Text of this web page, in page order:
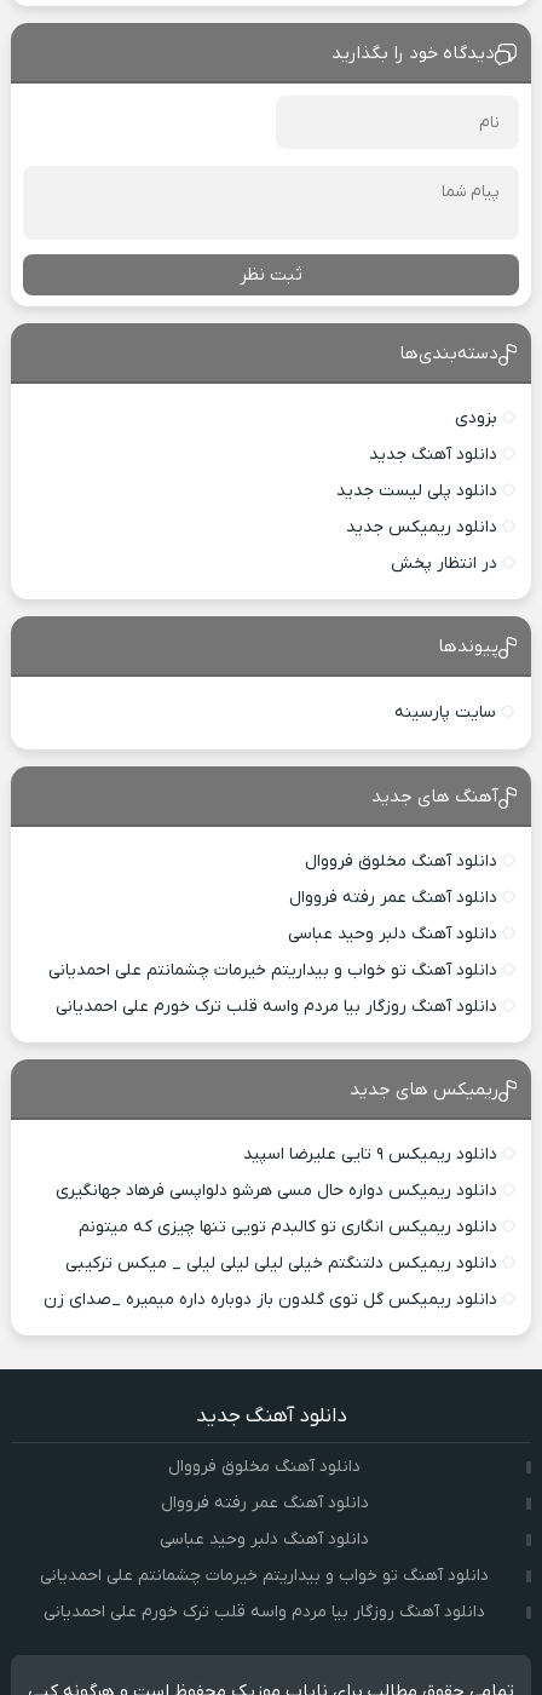
دیدگاه خود را بگذارید
ثبت نظر
دسته‌بندی‌ها
بزودی
دانلود آهنگ جدید
دانلود پلی لیست جدید
دانلود ریمیکس جدید
در انتظار پخش
پیوندها
سایت پارسینه
آهنگ های جدید
دانلود آهنگ مخلوق فرووال
دانلود آهنگ عمر رفته فرووال
دانلود آهنگ دلبر وحید عباسی
دانلود آهنگ تو خواب و بیداریتم خیرمات چشمانتم علی احمدیانی
دانلود آهنگ روزگار بیا مردم واسه قلب ترک خورم علی احمدیانی
ریمیکس های جدید
دانلود ریمیکس ۹ تایی علیرضا اسپید
دانلود ریمیکس دواره حال مسی هرشو دلواپسی فرهاد جهانگیری
دانلود ریمیکس انگاری تو کالبدم تویی تنها چیزی که میتونم
دانلود ریمیکس دلتنگتم خیلی لیلی لیلی لیلی _ میکس ترکیبی
دانلود ریمیکس گل توی گلدون باز دوباره داره میمیره _صدای زن
دانلود آهنگ جدید
دانلود آهنگ مخلوق فرووال
دانلود آهنگ عمر رفته فرووال
دانلود آهنگ دلبر وحید عباسی
دانلود آهنگ تو خواب و بیداریتم خیرمات چشمانتم علی احمدیانی
دانلود آهنگ روزگار بیا مردم واسه قلب ترک خورم علی احمدیانی